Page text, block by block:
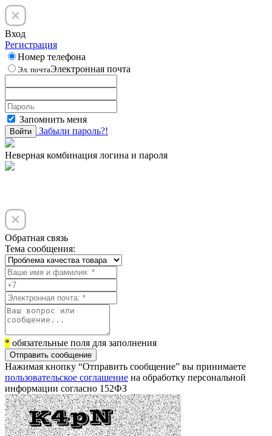
Вход
Регистрация
Номер телефона
Эл. почтаЭлектронная почта
Запомнить меня
Войти Забыли пароль?!
Неверная комбинация логина и пароля
Обратная связь
Тема сообщения:
* обязательные поля для заполнения
Отправить сообщение
Нажимая кнопку “Отправить сообщение” вы принимаете
пользовательское соглашение на обработку персональной
информации согласно 152ФЗ